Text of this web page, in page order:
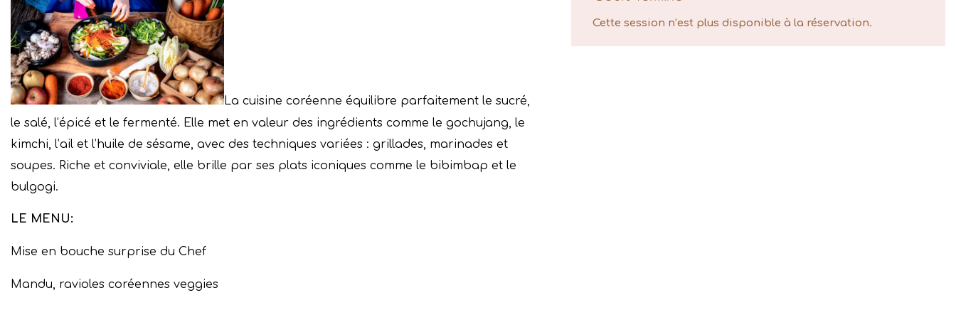
La cuisine coréenne équilibre parfaitement le sucré,
le salé, l’épicé et le fermenté. Elle met en valeur des ingrédients comme le gochujang, le
kimchi, l’ail et l’huile de sésame, avec des techniques variées : grillades, marinades et
soupes. Riche et conviviale, elle brille par ses plats iconiques comme le bibimbap et le
bulgogi.
LE MENU:
Mise en bouche surprise du Chef
Mandu, ravioles coréennes veggies
Cette session n’est plus disponible à la réservation.